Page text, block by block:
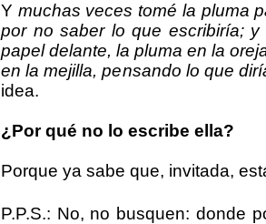
Y muchas veces tomé la pluma
por no saber lo que escribiría;
papel delante, la pluma en la
en la mejilla, pensando lo que
idea.
¿Por qué no lo escribe ella?
Porque ya sabe que, invitada,
P.P.S.: No, no busquen: donde